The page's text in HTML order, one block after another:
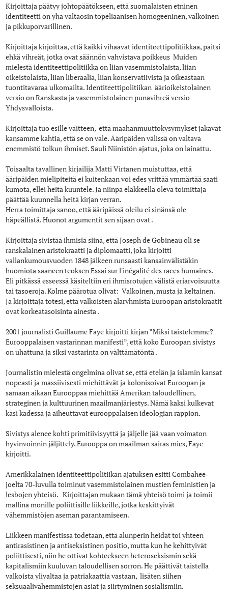
Kirjoittaja päätyy johtopäätökseen, että suomalaisten etninen
identiteetti on yhä valtaosin topeliaanisen homogeeninen, valkoinen
ja pikkuporvarillinen.
Kirjoittaja kirjoittaa, että kaikki vihaavat identiteettipolitiikkaa, paitsi
ehkä vihreät, jotka ovat säännön vahvistava poikkeus Muiden
mielestä identiteettipolitiikka on liian vasemmistolaista, liian
oikeistolaista, liian liberaalia, liian konservatiivista ja oikeastaan
tuontitavaraa ulkomailta. Identiteettipolitiikan äärioikeistolainen
versio on Ranskasta ja vasemmistolainen punavihreä versio
Yhdysvalloista.
Kirjoittaja tuo esille väitteen, että maahanmuuttokysymykset jakavat
kansamme kahtia, että se on vale. Ääripäiden välissä on valtava
enemmistö tolkun ihmiset. Sauli Niinistön ajatus, joka on lainattu.
Toisaalta tavallinen kirjailija Matti Virtanen muistuttaa, että
ääripäiden mielipiteitä ei kuitenkaan voi edes yrittää ymmärtää saati
kumota, ellei heitä kuuntele. Ja niinpä eläkkeellä oleva toimittaja
päättää kuunnella heitä kirjan verran.
Herra toimittaja sanoo, että ääripäissä oleilu ei sinänsä ole
häpeällistä. Huonot argumentit sen sijaan ovat .
Kirjoittaja sivistää ihmisiä siinä, että Joseph de Gobineau oli se
ranskalainen aristokraatti ja diplomaatti, joka kirjoitti
vallankumousvuoden 1848 jälkeen runsaasti kansainvälistäkin
huomiota saaneen teoksen Essai sur l'inégalité des races humaines.
Eli pitkässä esseessä käsiteltiin eri ihmisrotujen välistä eriarvoisuutta
tai tasoeroja. Kolme päärotua olivat: Valkoinen, musta ja keltainen.
Ja kirjoittaja totesi, että valkoisten alaryhmistä Euroopan aristokraatit
ovat korkeatasoisinta ainesta .
2001 journalisti Guillaume Faye kirjoitti kirjan ”Miksi taistelemme?
Eurooppalaisen vastarinnan manifesti”, että koko Euroopan sivistys
on uhattuna ja siksi vastarinta on välttämätöntä .
Journalistin mielestä ongelmina olivat se, että etelän ja islamin kansat
nopeasti ja massiivisesti miehittävät ja kolonisoivat Euroopan ja
samaan aikaan Eurooppaa miehittää Amerikan taloudellinen,
strateginen ja kulttuurinen maailmanjärjestys. Nämä kaksi kulkevat
käsi kädessä ja aiheuttavat eurooppalaisen ideologian rappion.
Sivistys alenee kohti primitiivisyyttä ja jäljelle jää vaan voimaton
hyvinvoinnin jäljittely. Eurooppa on maailman sairas mies, Faye
kirjoitti.
Amerikkalainen identiteettipolitiikan ajatuksen esitti Combahee-
joelta 70-luvulla toiminut vasemmistolainen mustien feministien ja
lesbojen yhteisö. Kirjoittajan mukaan tämä yhteisö toimi ja toimii
mallina monille poliittisille liikkeille, jotka keskittyivät
vähemmistöjen aseman parantamiseen.
Liikkeen manifestissa todetaan, että alunperin heidät toi yhteen
antirasistinen ja antiseksistinen positio, mutta kun he kehittyivät
poliittisesti, niin he ottivat kohteekseen heteroseksismin sekä
kapitalismiin kuuluvan taloudellisen sorron. He päättivät taistella
valkoista ylivaltaa ja patriakaattia vastaan, lisäten siihen
seksuaalivähemmistöjen asiat ja siirtyminen sosialismiin.